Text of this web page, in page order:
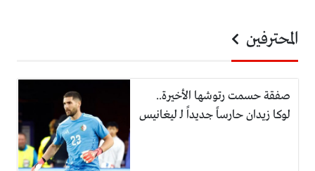
المحترفين
صفقة حسمت رتوشها الأخيرة..
لوكا زيدان حارساً جديداً لـ ليغانيس